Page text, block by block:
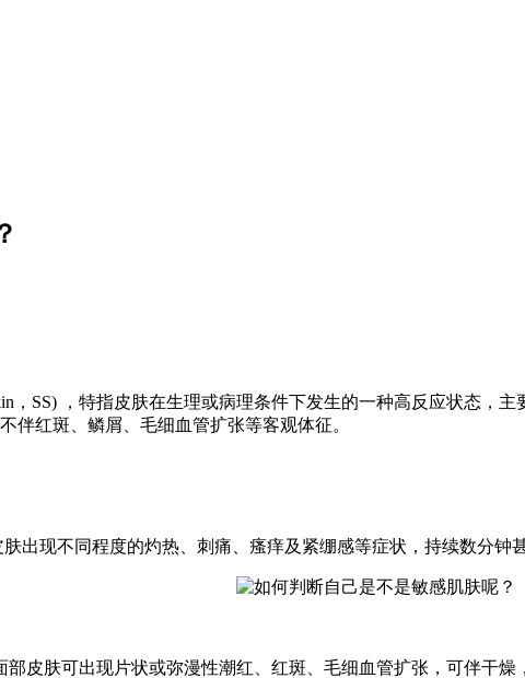
，SS) ，特指皮肤在生理或病理条件下发生的一种高反应状态，
伴红斑、鳞屑、毛细血管扩张等客观体征。
出现不同程度的灼热、刺痛、瘙痒及紧绷感等症状，持续数分钟
皮肤可出现片状或弥漫性潮红、红斑、毛细血管扩张，可伴干燥